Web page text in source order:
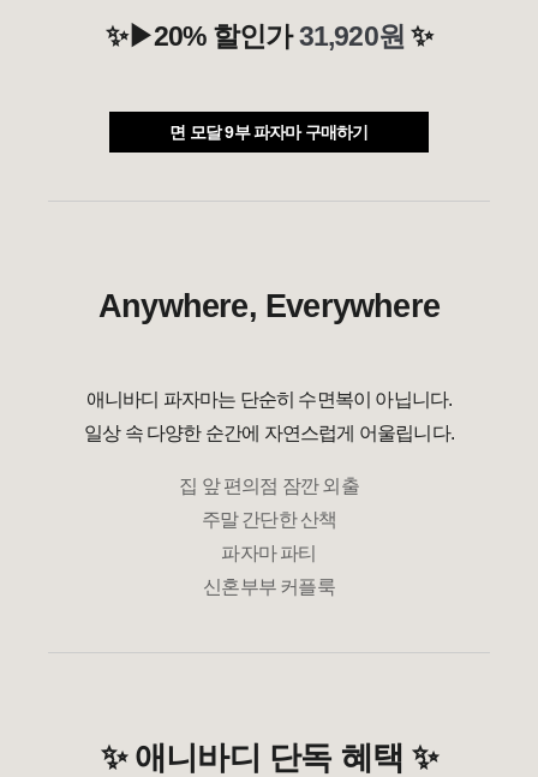
✨▶20% 할인가31,920원 ✨
면 모달 9부 파자마 구매하기
Anywhere, Everywhere
애니바디 파자마는 단순히 수면복이 아닙니다.
일상 속 다양한 순간에 자연스럽게 어울립니다.
집 앞 편의점 잠깐 외출
주말 간단한 산책
파자마 파티
신혼부부 커플룩
✨ 애니바디 단독 혜택 ✨